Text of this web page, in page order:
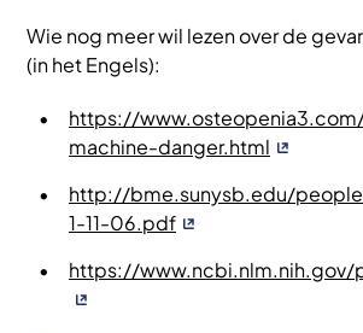
Wie nog meer wil lezen over de
(in het Engels):
https://
machine-danger.html
http://bme.sunysb.edu/
1-11-06.pdf
https://www.ncbi.nlm.nih.gov/